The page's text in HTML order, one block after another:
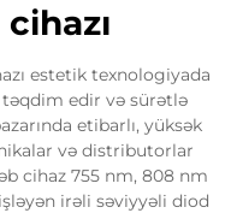
cihazı
estetik texnologiyada
edir və sürətlə
etibarlı, yüksək
və distributorlar
cihaz 755 nm, 808 nm
irəli səviyyəli diod